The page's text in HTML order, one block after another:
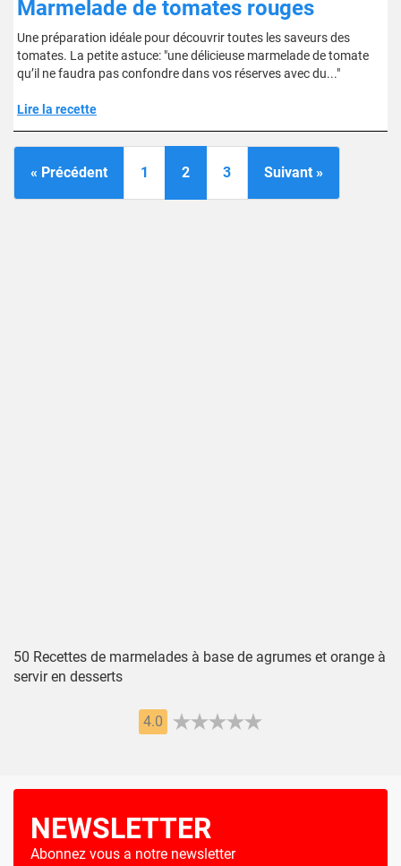
Marmelade de tomates rouges
Une préparation idéale pour découvrir toutes les saveurs des
tomates. La petite astuce: "une délicieuse marmelade de tomate
qu’il ne faudra pas confondre dans vos réserves avec du..."
Lire la recette
« Précédent 1 2 3 Suivant »
50 Recettes de marmelades à base de agrumes et orange à
servir en desserts
4.0
NEWSLETTER
Abonnez vous a notre newsletter